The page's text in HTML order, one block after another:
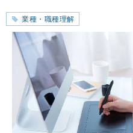
業種・職種理解